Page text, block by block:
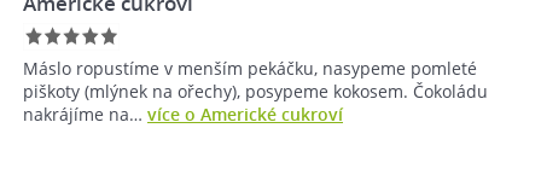
Máslo ropustíme v menším pekáčku, nasypeme pomleté
piškoty (mlýnek na ořechy), posypeme kokosem. Čokoládu
nakrájíme na… více o Americké cukroví